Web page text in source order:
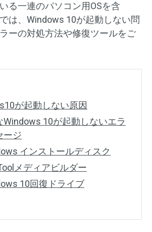
る一連のパソコン用OSを含
は、Windows 10が起動しない問
ーの対処方法や修復ツールをご
が起動しない原因
Windows 10が起動しないエラ
ージ
インストールディスク
メディアビルダー
10回復ドライブ